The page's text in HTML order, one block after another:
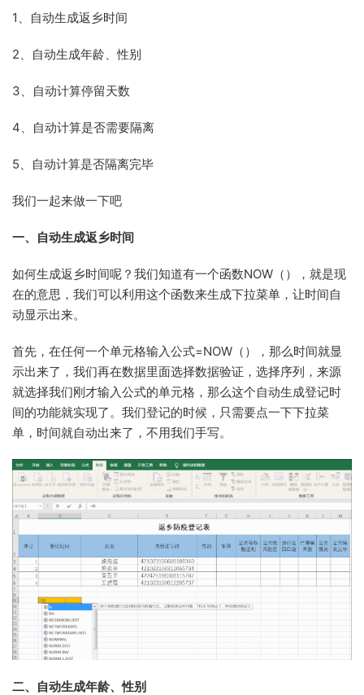
1、自动生成返乡时间
2、自动生成年龄、性别
3、自动计算停留天数
4、自动计算是否需要隔离
5、自动计算是否隔离完毕
我们一起来做一下吧
一、自动生成返乡时间
如何生成返乡时间呢？我们知道有一个函数NOW（），就是现
在的意思，我们可以利用这个函数来生成下拉菜单，让时间自
动显示出来。
首先，在任何一个单元格输入公式=NOW（），那么时间就显
示出来了，我们再在数据里面选择数据验证，选择序列，来源
就选择我们刚才输入公式的单元格，那么这个自动生成登记时
间的功能就实现了。我们登记的时候，只需要点一下下拉菜
单，时间就自动出来了，不用我们手写。
二、自动生成年龄、性别